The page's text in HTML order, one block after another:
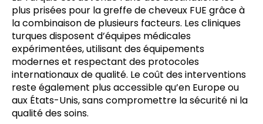
plus prisées pour la greffe de cheveux FUE grâce à
la combinaison de plusieurs facteurs. Les cliniques
turques disposent d’équipes médicales
expérimentées, utilisant des équipements
modernes et respectant des protocoles
internationaux de qualité. Le coût des interventions
reste également plus accessible qu’en Europe ou
aux États-Unis, sans compromettre la sécurité ni la
qualité des soins.